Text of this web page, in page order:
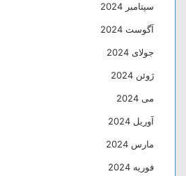
سپتامبر 2024
آگوست 2024
جولای 2024
ژوئن 2024
می 2024
آوریل 2024
مارس 2024
فوریه 2024